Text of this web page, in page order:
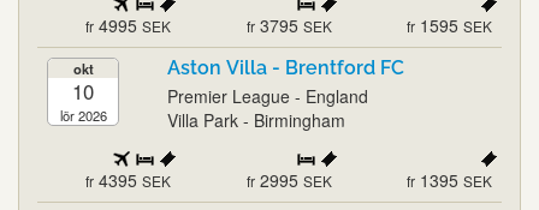
fr 4995 SEK fr 3795 SEK fr 1595 SEK
okt
10
lör 2026
Aston Villa - Brentford FC
Premier League - England
Villa Park - Birmingham
fr 4395 SEK fr 2995 SEK fr 1395 SEK